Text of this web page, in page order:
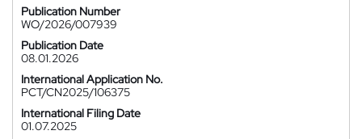
Publication Number
WO/2026/007939
Publication Date
08.01.2026
International Application No.
PCT/CN2025/106375
International Filing Date
01.07.2025